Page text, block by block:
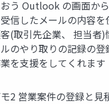
う Outlook の画面か
信したメールの内容を
(取引先企業、 担当者)
のやり取りの記録の登
を支援をしてくれます
2 営業案件の登録と見